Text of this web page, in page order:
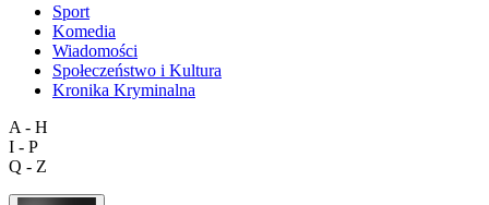
Sport
Komedia
Wiadomości
Społeczeństwo i Kultura
Kronika Kryminalna
A - H
I - P
Q - Z